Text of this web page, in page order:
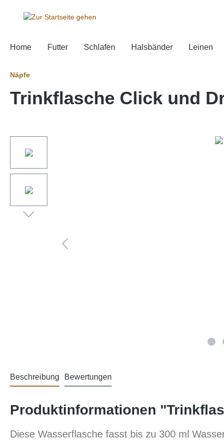
Home Futter Schlafen Halsbänder Leinen
Näpfe
Trinkflasche Click und
Beschreibung Bewertungen
Produktinformationen
Diese Wasserflasche fasst bis zu 300 ml